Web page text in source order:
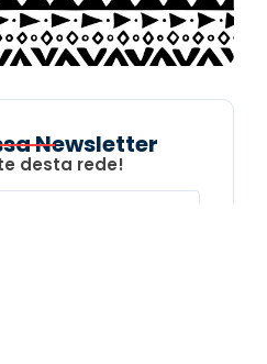
Newsletter
desta rede!